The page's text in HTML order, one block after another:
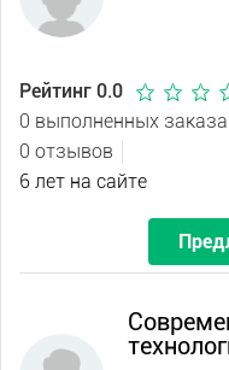
Рейтинг 0.0
0 выполненных заказа
0 отзывов
6 лет на сайте